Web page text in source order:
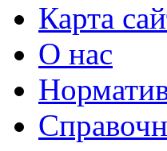
Карта
О нас